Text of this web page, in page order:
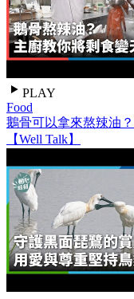
PLAY
Food
鵝骨可以拿來熬辣油
【Well Talk】